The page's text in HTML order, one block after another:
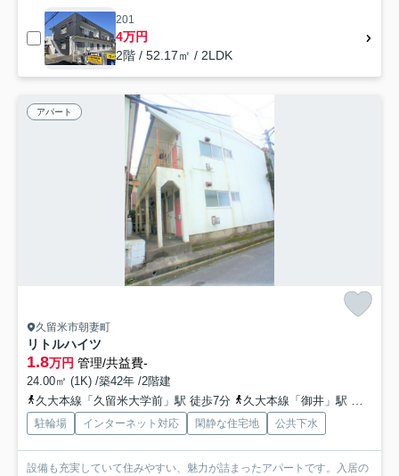
201
4万円
2階 / 52.17㎡ / 2LDK
アパート
久留米市朝妻町
リトルハイツ
1.8万円 管理/共益費-
24.00㎡ (1K) /築42年 /2階建
久大本線「久留米大学前」駅 徒歩7分
久大本線「御井」駅 徒歩25分
駐輪場 インターネット対応 閑静な住宅地 公共下水
設備も充実していて住みやすい、魅力が詰まったアパートです。入居の